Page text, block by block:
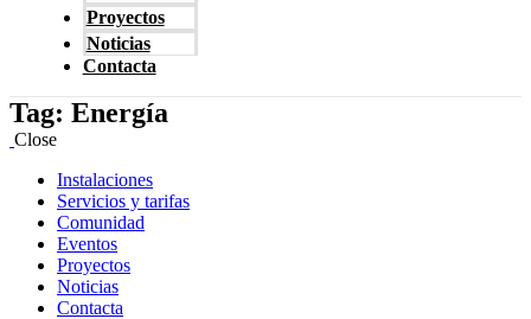
Proyectos
Noticias
Contacta
Tag: Energía
Close
Instalaciones
Servicios y tarifas
Comunidad
Eventos
Proyectos
Noticias
Contacta